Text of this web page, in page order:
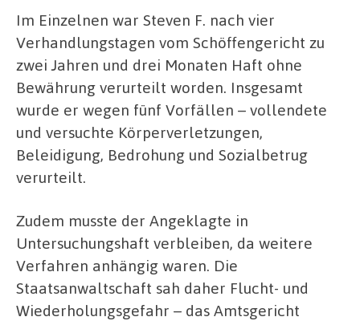
Im Einzelnen war Steven F. nach vier
Verhandlungstagen vom Schöffengericht zu
zwei Jahren und drei Monaten Haft ohne
Bewährung verurteilt worden. Insgesamt
wurde er wegen fünf Vorfällen – vollendete
und versuchte Körperverletzungen,
Beleidigung, Bedrohung und Sozialbetrug
verurteilt.
Zudem musste der Angeklagte in
Untersuchungshaft verbleiben, da weitere
Verfahren anhängig waren. Die
Staatsanwaltschaft sah daher Flucht- und
Wiederholungsgefahr – das Amtsgericht